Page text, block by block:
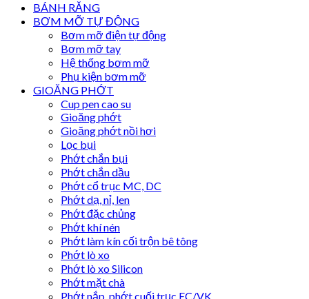
BÁNH RĂNG
BƠM MỠ TỰ ĐỘNG
Bơm mỡ điện tự động
Bơm mỡ tay
Hệ thống bơm mỡ
Phụ kiện bơm mỡ
GIOĂNG PHỚT
Cup pen cao su
Gioăng phớt
Gioăng phớt nồi hơi
Lọc bụi
Phớt chắn bụi
Phớt chắn dầu
Phớt cổ trục MC, DC
Phớt dạ, nỉ, len
Phớt đặc chủng
Phớt khí nén
Phớt làm kín cối trộn bê tông
Phớt lò xo
Phớt lò xo Silicon
Phớt mặt chà
Phớt nắp, phớt cuối trục EC/VK